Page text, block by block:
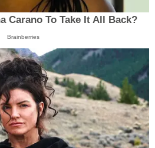
Carano To Take It All Back?
Brainberries